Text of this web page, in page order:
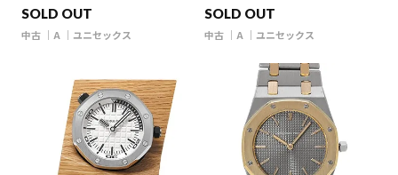
SOLD OUT
中古 A ユニセックス
SOLD OUT
中古 A ユニセックス